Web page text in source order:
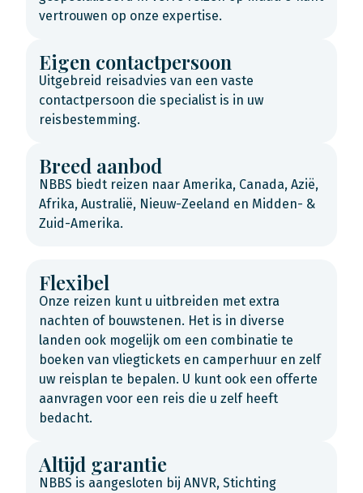
vertrouwen op onze expertise.
Eigen contactpersoon
Uitgebreid reisadvies van een vaste
contactpersoon die specialist is in uw
reisbestemming.
Breed aanbod
NBBS biedt reizen naar Amerika, Canada, Azië,
Afrika, Australië, Nieuw-Zeeland en Midden- &
Zuid-Amerika.
Flexibel
Onze reizen kunt u uitbreiden met extra
nachten of bouwstenen. Het is in diverse
landen ook mogelijk om een combinatie te
boeken van vliegtickets en camperhuur en zelf
uw reisplan te bepalen. U kunt ook een offerte
aanvragen voor een reis die u zelf heeft
bedacht.
Altijd garantie
NBBS is aangesloten bij ANVR, Stichting